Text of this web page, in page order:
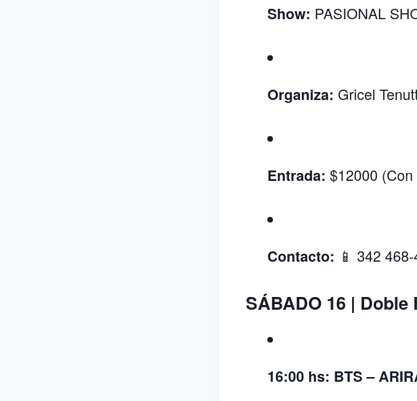
Show: PASIONAL
Organiza: Gricel
Entrada: $12000
Contacto: 📱 342
SÁBADO 16 | Doble
16:00 hs: BTS –